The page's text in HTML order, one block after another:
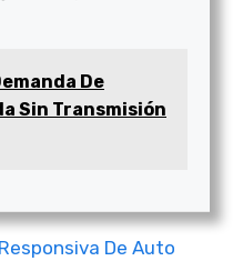
De
Sin Transmisión
De Auto